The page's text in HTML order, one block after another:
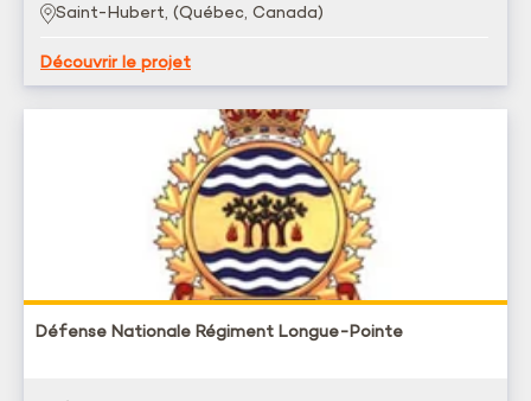
Saint-Hubert, (Québec, Canada)
Découvrir le projet
Défense Nationale Régiment Longue-Pointe